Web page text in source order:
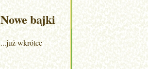
Nowe bajki
...już wkrótce